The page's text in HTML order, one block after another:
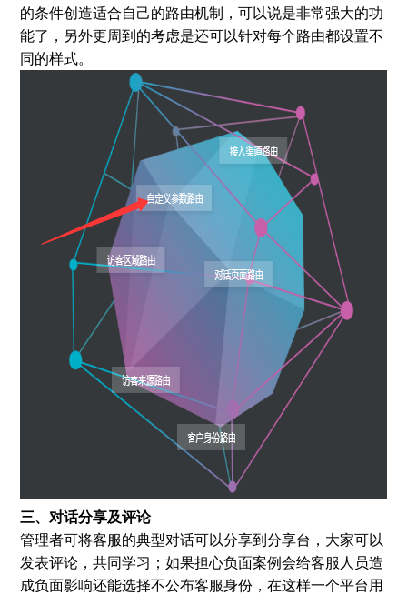
的条件创造适合自己的路由机制，可以说是非常强大的功
能了，另外更周到的考虑是还可以针对每个路由都设置不
同的样式。
三、对话分享及评论
管理者可将客服的典型对话可以分享到分享台，大家可以
发表评论，共同学习；如果担心负面案例会给客服人员造
成负面影响还能选择不公布客服身份，在这样一个平台用